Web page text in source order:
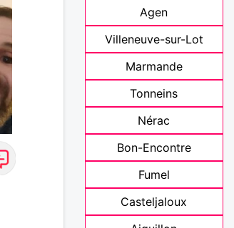
Agen
Villeneuve-sur-Lot
Marmande
Tonneins
Nérac
Bon-Encontre
Fumel
Casteljaloux